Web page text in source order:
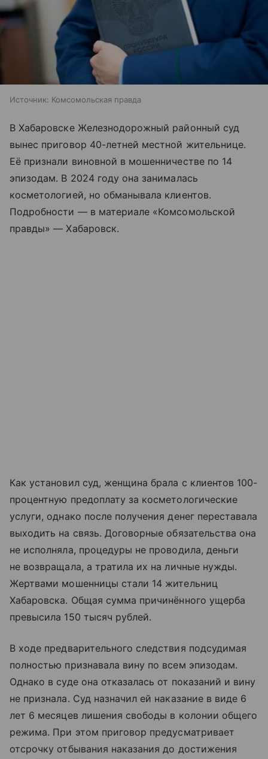
Источник: Комсомольская правда
В Хабаровске Железнодорожный районный суд
вынес приговор 40-летней местной жительнице.
Её признали виновной в мошенничестве по 14
эпизодам. В 2024 году она занималась
косметологией, но обманывала клиентов.
Подробности — в материале «Комсомольской
правды» — Хабаровск.
Как установил суд, женщина брала с клиентов 100-
процентную предоплату за косметологические
услуги, однако после получения денег переставала
выходить на связь. Договорные обязательства она
не исполняла, процедуры не проводила, деньги
не возвращала, а тратила их на личные нужды.
Жертвами мошенницы стали 14 жительниц
Хабаровска. Общая сумма причинённого ущерба
превысила 150 тысяч рублей.
В ходе предварительного следствия подсудимая
полностью признавала вину по всем эпизодам.
Однако в суде она отказалась от показаний и вину
не признала. Суд назначил ей наказание в виде 6
лет 6 месяцев лишения свободы в колонии общего
режима. При этом приговор предусматривает
отсрочку отбывания наказания до достижения